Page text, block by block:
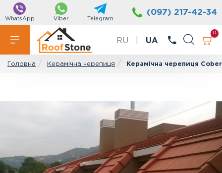
WhatsApp Viber Telegram
(097) 217-42-34
RU UA
0
Головна Керамічна черепиця Керамічна черепиця